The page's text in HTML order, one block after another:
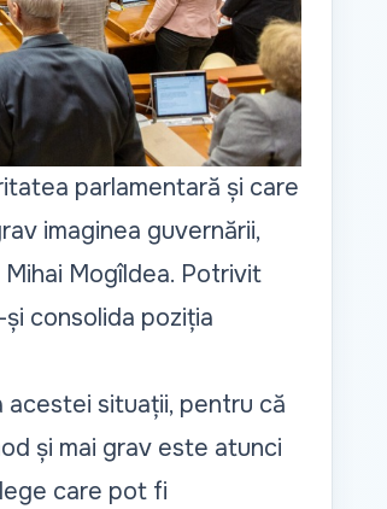
parlamentară și care
imaginea guvernării,
Mogîldea. Potrivit
consolida poziția
acestei situații, pentru că
și mai grav este atunci
care pot fi